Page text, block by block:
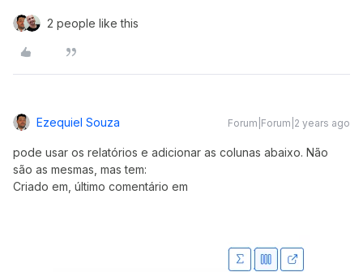
2 people like this
Ezequiel Souza Forum|Forum|2 years ago
pode usar os relatórios e adicionar as colunas abaixo. Não
são as mesmas, mas tem:
Criado em, último comentário em